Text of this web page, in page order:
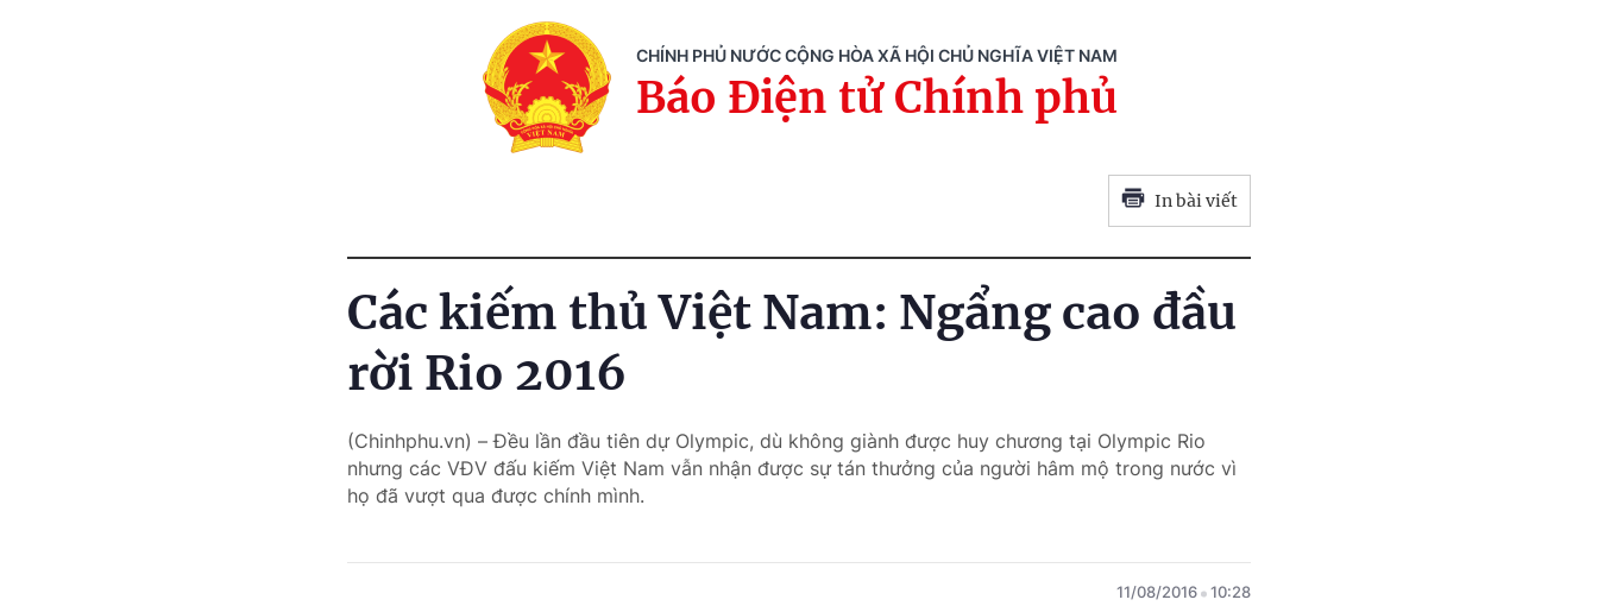
CHÍNH PHỦ NƯỚC CỘNG HÒA XÃ HỘI CHỦ NGHĨA VIỆT NAM
Báo Điện tử Chính phủ
In bài viết
Các kiếm thủ Việt Nam: Ngẩng cao đầu
rời Rio 2016
(Chinhphu.vn) – Đều lần đầu tiên dự Olympic, dù không giành được huy chương tại Olympic Rio
nhưng các VĐV đấu kiếm Việt Nam vẫn nhận được sự tán thưởng của người hâm mộ trong nước vì
họ đã vượt qua được chính mình.
11/08/2016 10:28